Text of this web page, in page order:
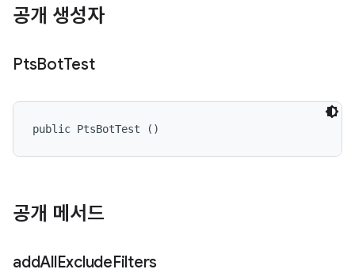
공개 생성자
PtsBotTest
public PtsBotTest ()
공개 메서드
addAllExcludeFilters